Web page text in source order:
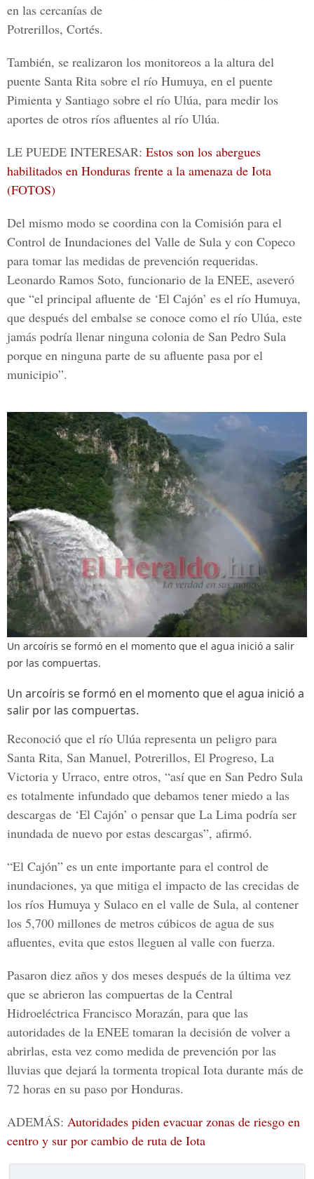
en las cercanías de
Potrerillos, Cortés.
También, se realizaron los monitoreos a la altura del
puente Santa Rita sobre el río Humuya, en el puente
Pimienta y Santiago sobre el río Ulúa, para medir los
aportes de otros ríos afluentes al río Ulúa.
LE PUEDE INTERESAR: Estos son los abergues
habilitados en Honduras frente a la amenaza de Iota
(FOTOS)
Del mismo modo se coordina con la Comisión para el
Control de Inundaciones del Valle de Sula y con Copeco
para tomar las medidas de prevención requeridas.
Leonardo Ramos Soto, funcionario de la ENEE, aseveró
que “el principal afluente de ‘El Cajón’ es el río Humuya,
que después del embalse se conoce como el río Ulúa, este
jamás podría llenar ninguna colonia de San Pedro Sula
porque en ninguna parte de su afluente pasa por el
municipio”.
Un arcoíris se formó en el momento que el agua inició a salir
por las compuertas.
Un arcoíris se formó en el momento que el agua inició a
salir por las compuertas.
Reconoció que el río Ulúa representa un peligro para
Santa Rita, San Manuel, Potrerillos, El Progreso, La
Victoria y Urraco, entre otros, “así que en San Pedro Sula
es totalmente infundado que debamos tener miedo a las
descargas de ‘El Cajón’ o pensar que La Lima podría ser
inundada de nuevo por estas descargas”, afirmó.
“El Cajón” es un ente importante para el control de
inundaciones, ya que mitiga el impacto de las crecidas de
los ríos Humuya y Sulaco en el valle de Sula, al contener
los 5,700 millones de metros cúbicos de agua de sus
afluentes, evita que estos lleguen al valle con fuerza.
Pasaron diez años y dos meses después de la última vez
que se abrieron las compuertas de la Central
Hidroeléctrica Francisco Morazán, para que las
autoridades de la ENEE tomaran la decisión de volver a
abrirlas, esta vez como medida de prevención por las
lluvias que dejará la tormenta tropical Iota durante más de
72 horas en su paso por Honduras.
ADEMÁS: Autoridades piden evacuar zonas de riesgo en
centro y sur por cambio de ruta de Iota